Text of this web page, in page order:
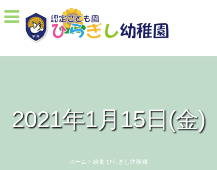
2021年1月15日(金)
ホーム >給食-ひらぎし幼稚園